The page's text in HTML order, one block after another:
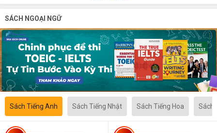
SÁCH NGOẠI NGỮ
Sách Tiếng Anh Sách Tiếng Nhật Sách Tiếng Hoa Sách